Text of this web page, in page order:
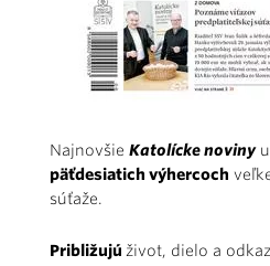
Najnovšie Katolícke noviny
päťdesiatich výhercoch
súťaže.
Približujú život, dielo a odkaz